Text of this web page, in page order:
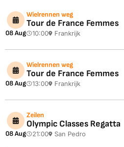
08 Aug
Wielrennen weg
Tour de France Femmes
10:00 Frankrijk
08 Aug
Wielrennen weg
Tour de France Femmes
13:00 Frankrijk
08 Aug
Zeilen
Olympic Classes Regatta
21:00 San Pedro